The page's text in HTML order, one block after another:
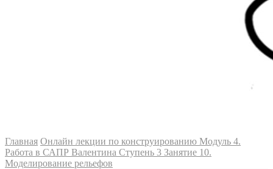
Главная Онлайн лекции по конструированию Модуль 4.
Работа в САПР Валентина Ступень 3 Занятие 10.
Моделирование рельефов